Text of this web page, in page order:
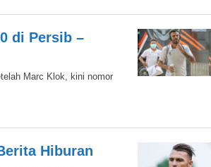
di Persib –
Marc Klok, kini nomor
Hiburan